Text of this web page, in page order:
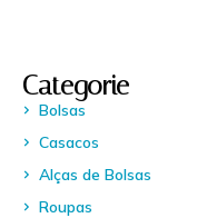
Categorie
Bolsas
Casacos
Alças de Bolsas
Roupas